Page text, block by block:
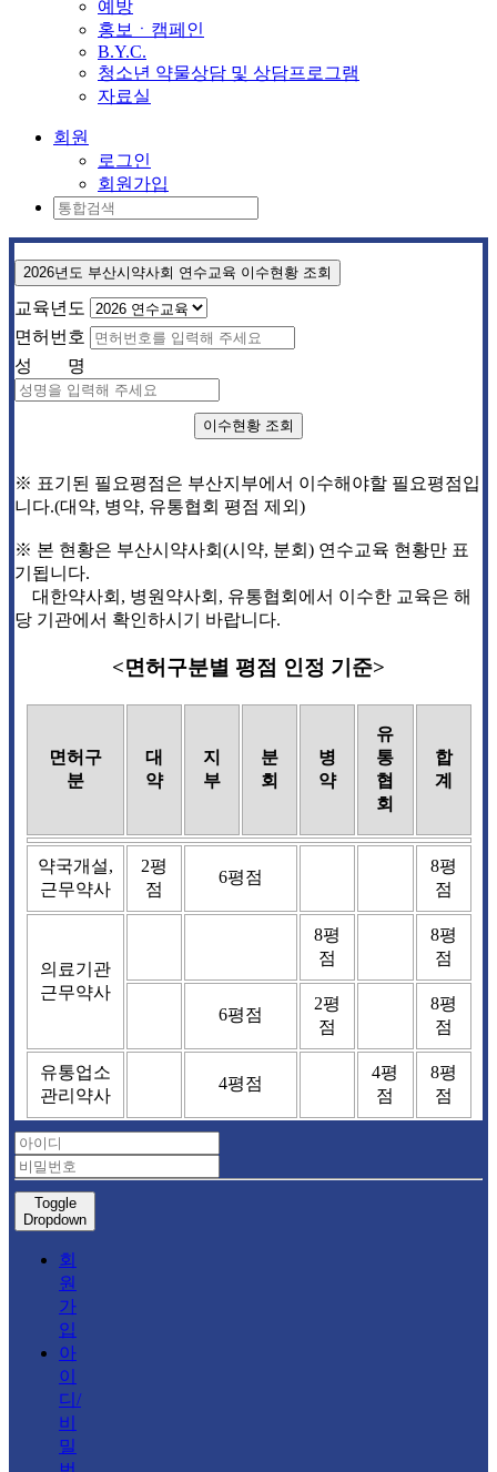
예방
홍보ㆍ캠페인
B.Y.C.
청소년 약물상담 및 상담프로그램
자료실
회원
로그인
회원가입
2026년도 부산시약사회 연수교육 이수현황 조회
교육년도
면허번호
성 명
이수현황 조회
※ 표기된 필요평점은 부산지부에서 이수해야할 필요평점입
니다.(대약, 병약, 유통협회 평점 제외)
※ 본 현황은 부산시약사회(시약, 분회) 연수교육 현황만 표
기됩니다.
대한약사회, 병원약사회, 유통협회에서 이수한 교육은 해
당 기관에서 확인하시기 바랍니다.
<면허구분별 평점 인정 기준>
면허구
분
대
약
지
부
분
회
병
약
유
통
협
회
합
계
약국개설,
근무약사
2평
점
6평점
8평
점
의료기관
근무약사
8평
점
8평
점
6평점
2평
점
8평
점
유통업소
관리약사
4평점
4평
점
8평
점
Toggle
Dropdown
회
원
가
입
아
이
디/
비
밀